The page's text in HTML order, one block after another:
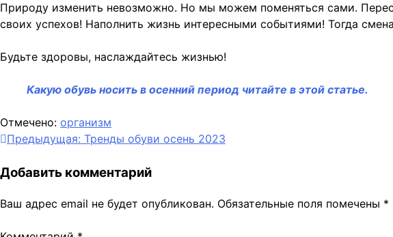
Природу изменить невозможно. Но мы можем поменяться сами.
своих успехов! Наполнить жизнь интересными событиями! Тогда
Будьте здоровы, наслаждайтесь жизнью!
Какую обувь носить в осенний период читайте в этой статье.
Отмечено: организм
Навигация
по
Предыдущая: Тренды обуви осень 2023
Добавить комментарий
Ваш адрес email не будет опубликован. Обязательные поля помечены *